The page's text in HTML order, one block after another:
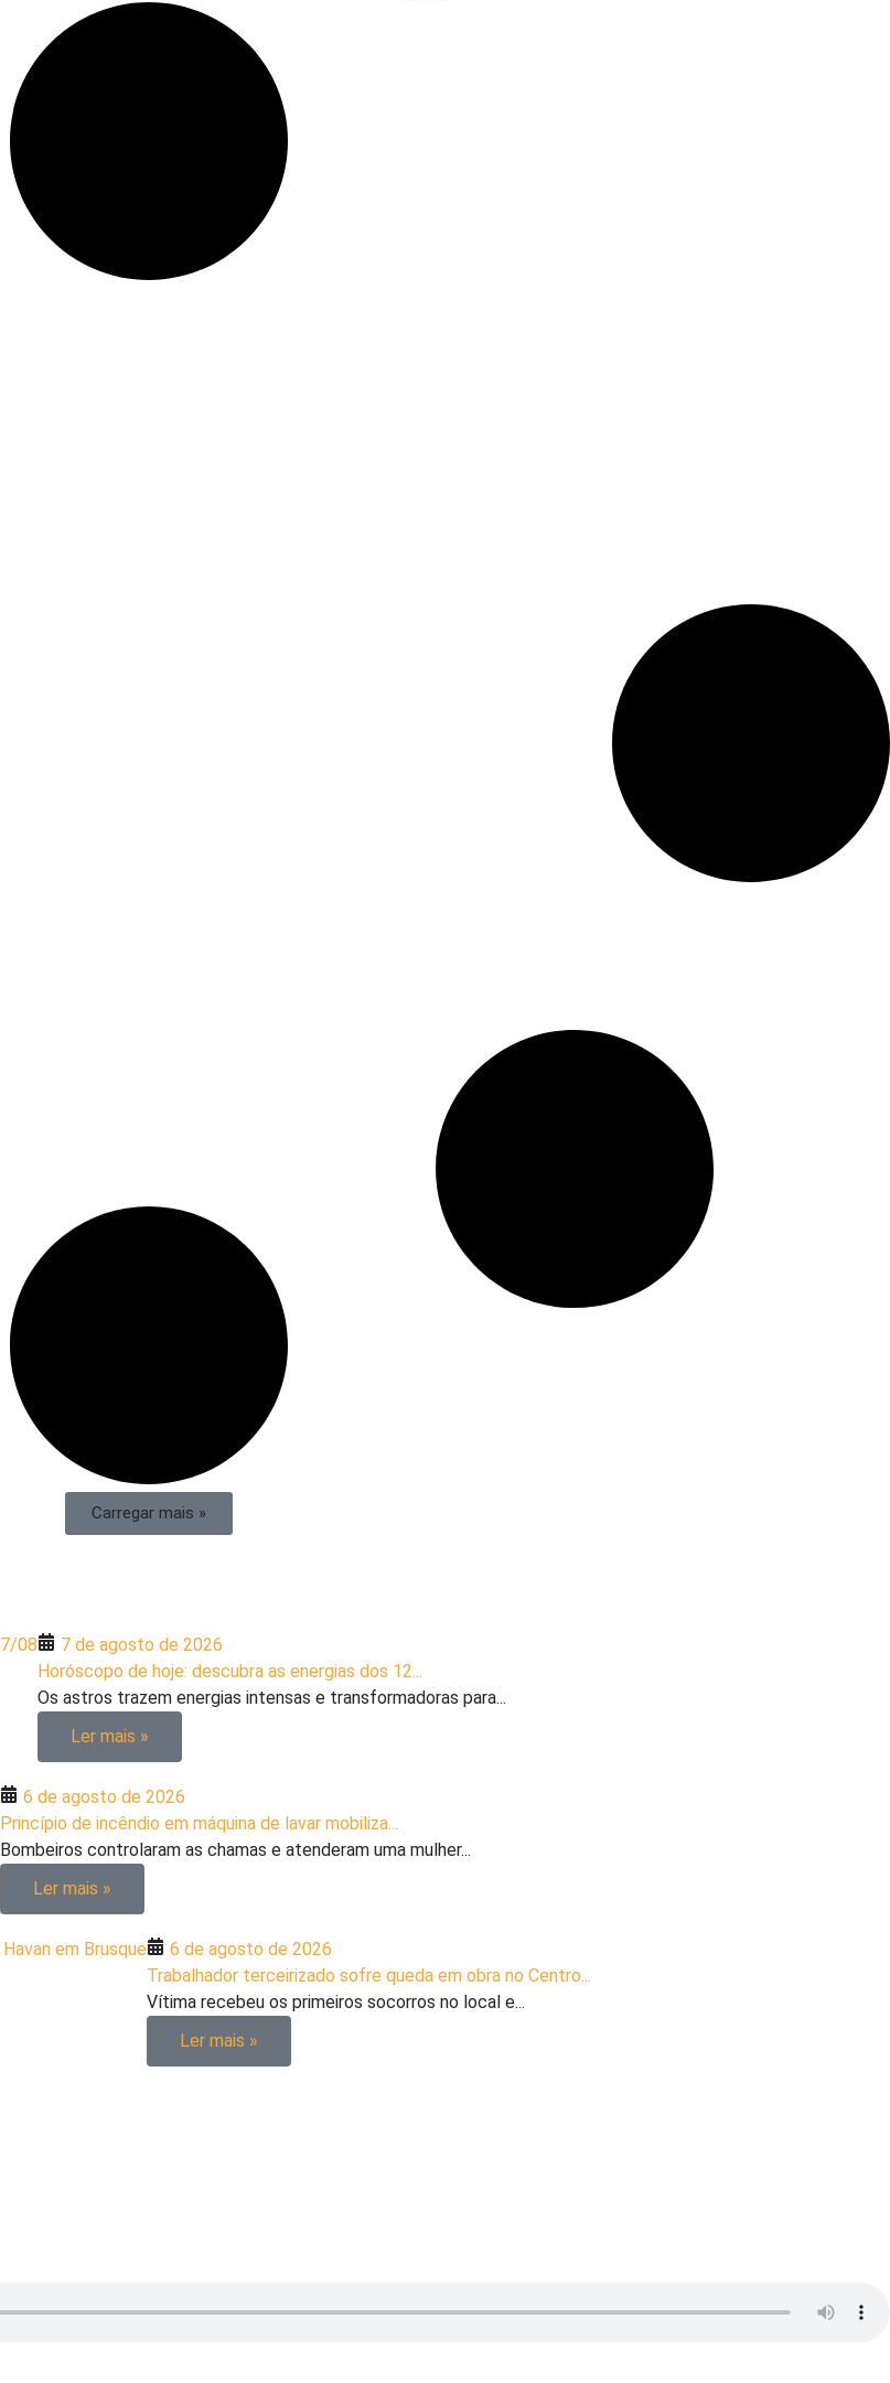
Carregar mais »
7 de agosto de 2026
Horóscopo de hoje: descubra as energias dos 12...
Os astros trazem energias intensas e transformadoras para...
Ler mais »
6 de agosto de 2026
Princípio de incêndio em máquina de lavar mobiliza...
Bombeiros controlaram as chamas e atenderam uma mulher...
Ler mais »
6 de agosto de 2026
Trabalhador terceirizado sofre queda em obra no Centro...
Vítima recebeu os primeiros socorros no local e...
Ler mais »